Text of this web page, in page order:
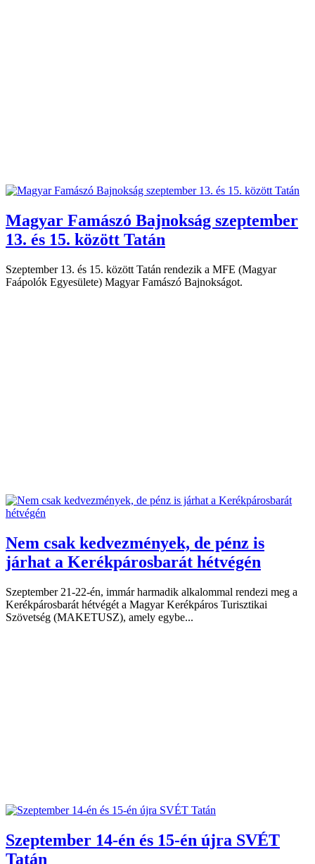
Magyar Famászó Bajnokság szeptember
13. és 15. között Tatán
Szeptember 13. és 15. között Tatán rendezik a MFE (Magyar
Faápolók Egyesülete) Magyar Famászó Bajnokságot.
Nem csak kedvezmények, de pénz is
járhat a Kerékpárosbarát hétvégén
Szeptember 21-22-én, immár harmadik alkalommal rendezi meg a
Kerékpárosbarát hétvégét a Magyar Kerékpáros Turisztikai
Szövetség (MAKETUSZ), amely egybe...
Szeptember 14-én és 15-én újra SVÉT
Tatán